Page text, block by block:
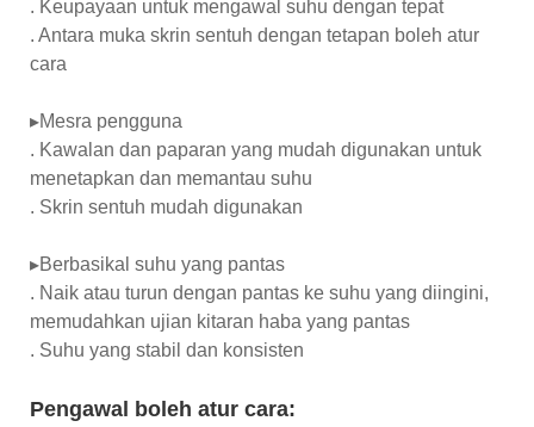
. Keupayaan untuk mengawal suhu dengan tepat
. Antara muka skrin sentuh dengan tetapan boleh atur
cara
▸Mesra pengguna
. Kawalan dan paparan yang mudah digunakan untuk
menetapkan dan memantau suhu
. Skrin sentuh mudah digunakan
▸Berbasikal suhu yang pantas
. Naik atau turun dengan pantas ke suhu yang diingini,
memudahkan ujian kitaran haba yang pantas
. Suhu yang stabil dan konsisten
Pengawal boleh atur cara: